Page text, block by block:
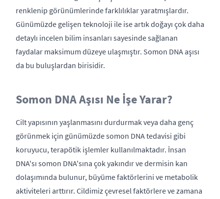
renklenip görünümlerinde farklılıklar yaratmışlardır.
Günümüzde gelişen teknoloji ile ise artık doğayı çok daha
detaylı incelen bilim insanları sayesinde sağlanan
faydalar maksimum düzeye ulaşmıştır. Somon DNA aşısı
da bu buluşlardan birisidir.
Somon DNA Aşısı Ne İşe Yarar?
Cilt yapısının yaşlanmasını durdurmak veya daha genç
görünmek için günümüzde somon DNA tedavisi gibi
koruyucu, terapötik işlemler kullanılmaktadır. İnsan
DNA'sı somon DNA'sına çok yakındır ve dermisin kan
dolaşımında bulunur, büyüme faktörlerini ve metabolik
aktiviteleri arttırır. Cildimiz çevresel faktörlere ve zamana